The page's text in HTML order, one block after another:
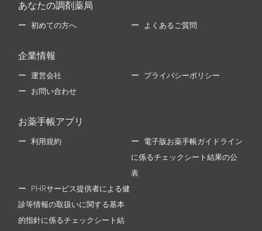
あなたの調剤薬局
初めての方へ よくあるご質問
企業情報
運営会社 プライバシーポリシー
お問い合わせ
お薬手帳アプリ
利用規約 電子版お薬手帳ガイドライン
に係るチェックシート結果の公
表
PHRサービス提供者による健
診等情報の取扱いに関する基本
的指針に係るチェックシート結